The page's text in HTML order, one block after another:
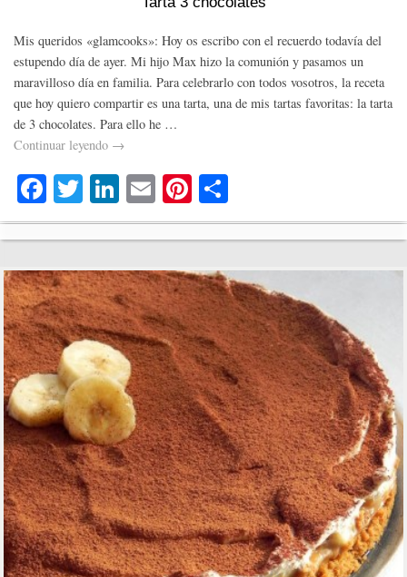
Mis queridos «glamcooks»: Hoy os escribo con el recuerdo todavía del
estupendo día de ayer. Mi hijo Max hizo la comunión y pasamos un
maravilloso día en familia. Para celebrarlo con todos vosotros, la receta
que hoy quiero compartir es una tarta, una de mis tartas favoritas: la tarta
de 3 chocolates. Para ello he …
Continuar leyendo →
Fa
ce
bo
ok
T
wi
tte
r
Li
nk
ed
In
E
m
ail
Pi
nt
er
es
t
o
m
pa
rti
r